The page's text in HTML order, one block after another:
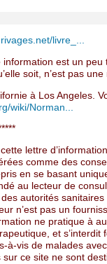
livre_...
information est un
soit, n’est pas une
à Los Angeles.
wiki/Norman...
lettre
comme des
en se basant
au lecteur de
autorités
n’est pas un
ne pratique à
et s’interdit
à-vis de malades
sur ce site ne sont